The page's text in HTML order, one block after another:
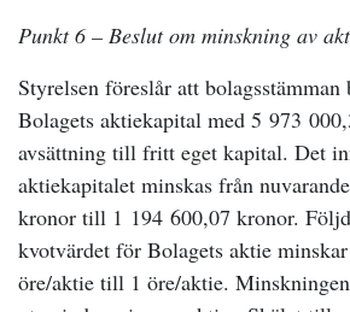
Punkt6– Beslut om minskning av
Styrelsen föreslår att
Bolagets aktiekapital med 5 973
avsättning till fritt eget kapital. Det
aktiekapitalet minskas från
kronor till 1 194 600,07 kronor.
kvotvärdet för Bolagets aktie
öre/aktie till 1 öre/aktie.